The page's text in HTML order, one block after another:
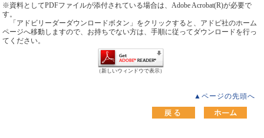
※資料としてPDFファイルが添付されている場合は、Adobe Acrobat(R)が必要で
す。
「アドビリーダーダウンロードボタン」をクリックすると、アドビ社のホーム
ページへ移動しますので、お持ちでない方は、手順に従ってダウンロードを行っ
てください。
（新しいウィンドウで表示）
▲ページの先頭へ